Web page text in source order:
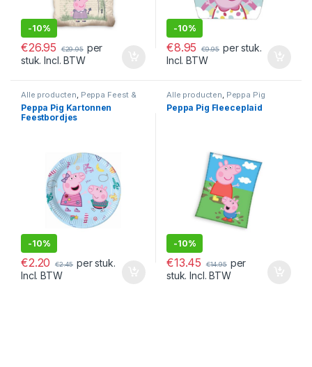
-10%
€26.95 €29.95 per
stuk. Incl. BTW
-10%
€8.95 €9.95 per stuk.
Incl. BTW
Alle producten, Peppa Feest &
Verjaardag Peppa Pig
Peppa Pig Kartonnen
Feestbordjes
-10%
€2.20 €2.45 per stuk.
Incl. BTW
Alle producten, Peppa Pig
Peppa Pig Fleeceplaid
-10%
€13.45 €14.95 per
stuk. Incl. BTW